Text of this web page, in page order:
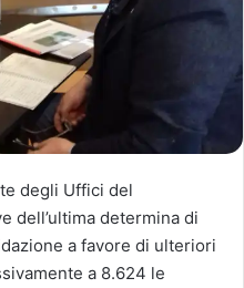
degli Uffici del
dell’ultima determina di
a favore di ulteriori
a 8.624 le